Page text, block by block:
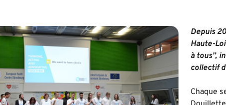
Depuis
Haute-
à tous”,
collectif
Chaque